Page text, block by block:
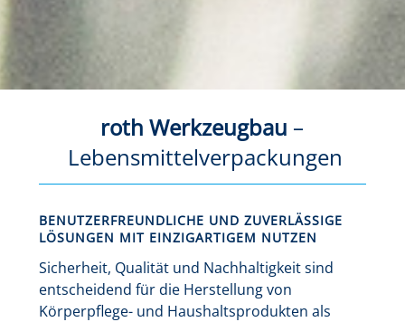
roth Werkzeugbau –
Lebensmittelverpackungen
BENUTZERFREUNDLICHE UND ZUVERLÄSSIGE
LÖSUNGEN MIT EINZIGARTIGEM NUTZEN
Sicherheit, Qualität und Nachhaltigkeit sind
entscheidend für die Herstellung von
Körperpflege- und Haushaltsprodukten als